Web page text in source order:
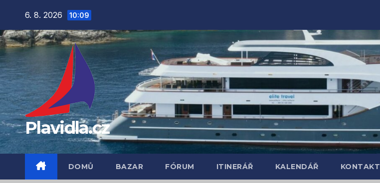
obsah
6. 8. 2026 10:09
Plavidla.cz
DOMŮ BAZAR FÓRUM ITINERÁŘ KALENDÁŘ KONTAKT